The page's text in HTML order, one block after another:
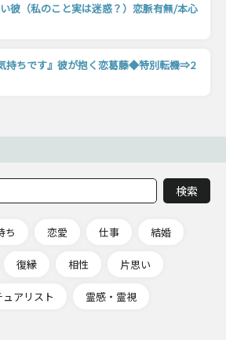
彼（私のこと実は迷惑？）恋脈有無/本心
持ちです』彼が抱く恋葛藤◆特別転機⇒2
ち 恋愛 仕事 結婚
復縁 相性 片思い
アリスト 霊感・霊視